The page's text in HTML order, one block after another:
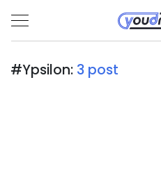
#Ypsilon: 3 post